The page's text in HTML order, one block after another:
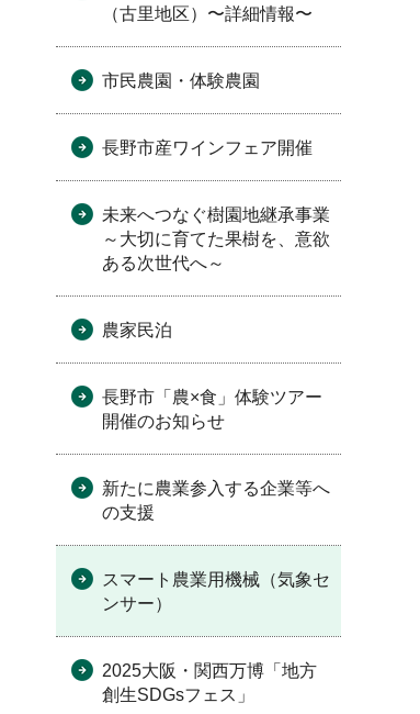
（古里地区）〜詳細情報〜
市民農園・体験農園
長野市産ワインフェア開催
未来へつなぐ樹園地継承事業
～大切に育てた果樹を、意欲
ある次世代へ～
農家民泊
長野市「農×食」体験ツアー
開催のお知らせ
新たに農業参入する企業等へ
の支援
スマート農業用機械（気象セ
ンサー）
2025大阪・関西万博「地方
創生SDGsフェス」